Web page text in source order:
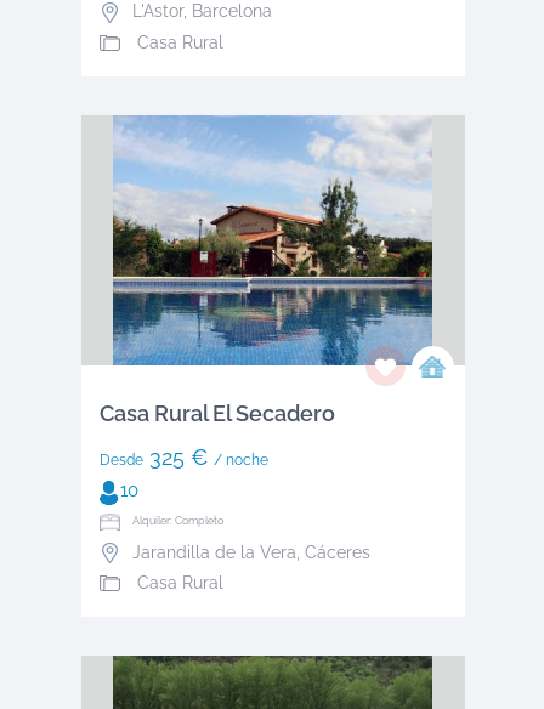
L'Astor, Barcelona
Casa Rural
Casa Rural El Secadero
Desde325 € / noche
10
Alquiler: Completo
Jarandilla de la Vera Cáceres
Casa Rural